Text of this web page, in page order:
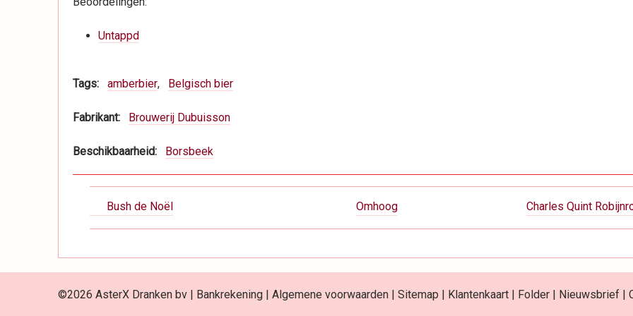
Untappd
Tags amberbier Belgisch bier
Fabrikant Brouwerij Dubuisson
Beschikbaarheid Borsbeek
Boeknavigatie-
links
Dranken
Bush de Noël Omhoog Charles Quint
©2026 AsterX Dranken bv | Bankrekening | Algemene voorwaarden | Sitemap | Klantenkaart | Folder | Nieuwsbrief |